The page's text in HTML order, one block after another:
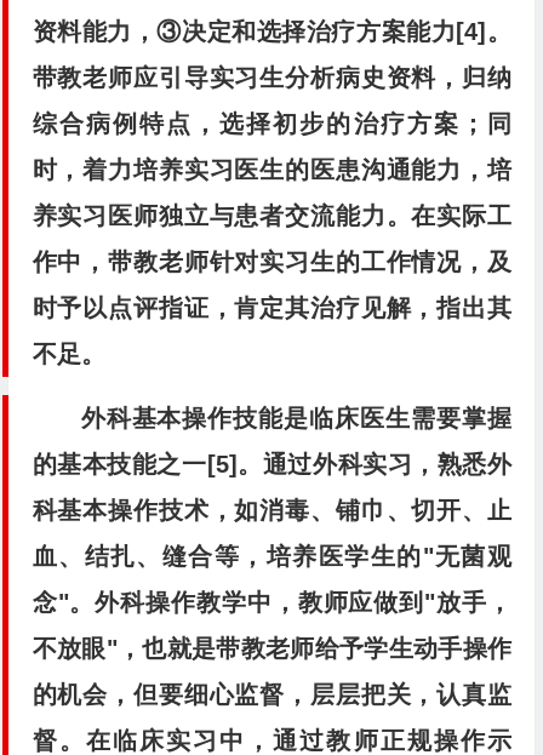
资料能力，③决定和选择治疗方案能力[4]。
带教老师应引导实习生分析病史资料，归纳
综合病例特点，选择初步的治疗方案；同
时，着力培养实习医生的医患沟通能力，培
养实习医师独立与患者交流能力。在实际工
作中，带教老师针对实习生的工作情况，及
时予以点评指证，肯定其治疗见解，指出其
不足。
外科基本操作技能是临床医生需要掌握
的基本技能之一[5]。通过外科实习，熟悉外
科基本操作技术，如消毒、铺巾、切开、止
血、结扎、缝合等，培养医学生的"无菌观
念"。外科操作教学中，教师应做到"放手，
不放眼"，也就是带教老师给予学生动手操作
的机会，但要细心监督，层层把关，认真监
督。在临床实习中，通过教师正规操作示